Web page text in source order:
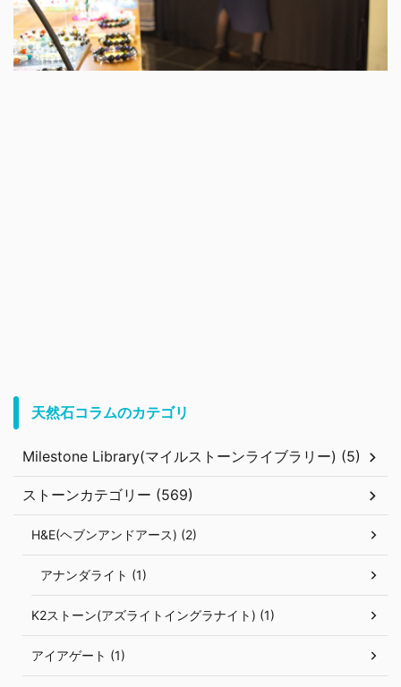
天然石コラムのカテゴリ
Milestone Library(マイルストーンライブラリー) (5)
ストーンカテゴリー (569)
H&E(ヘブンアンドアース) (2)
アナンダライト (1)
K2ストーン(アズライトイングラナイト) (1)
アイアゲート (1)